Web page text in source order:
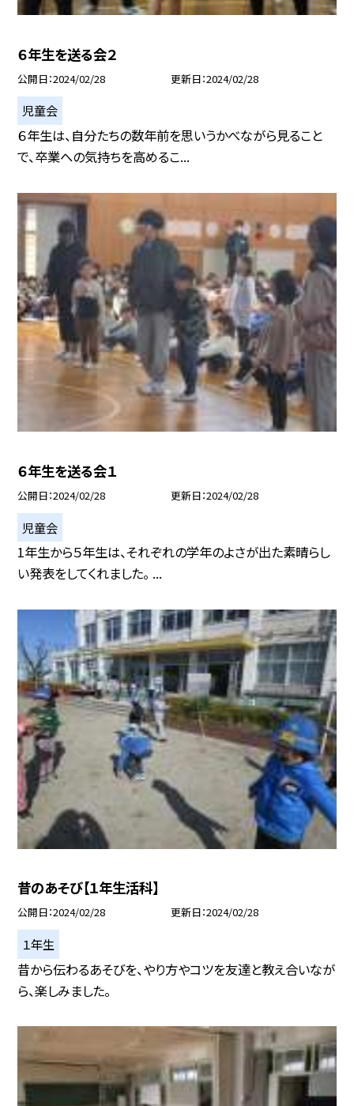
６年生を送る会２
公開日 2024/02/28 更新日 2024/02/28
児童会
６年生は、自分たちの数年前を思いうかべながら見ること
で、卒業への気持ちを高めるこ...
６年生を送る会１
公開日 2024/02/28 更新日 2024/02/28
児童会
1年生から５年生は、それぞれの学年のよさが出た素晴らし
い発表をしてくれました。 ...
昔のあそび【１年生活科】
公開日 2024/02/28 更新日 2024/02/28
１年生
昔から伝わるあそびを、やり方やコツを友達と教え合いなが
ら、楽しみました。